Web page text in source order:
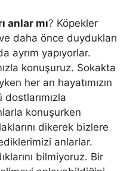
anlar mı? Köpekler
daha önce duydukları
ayrım yapıyorlar.
konuşuruz. Sokakta
her an hayatımızın
konuşurken
dikerek bizlere
anlarlar.
bilmiyoruz. Bir